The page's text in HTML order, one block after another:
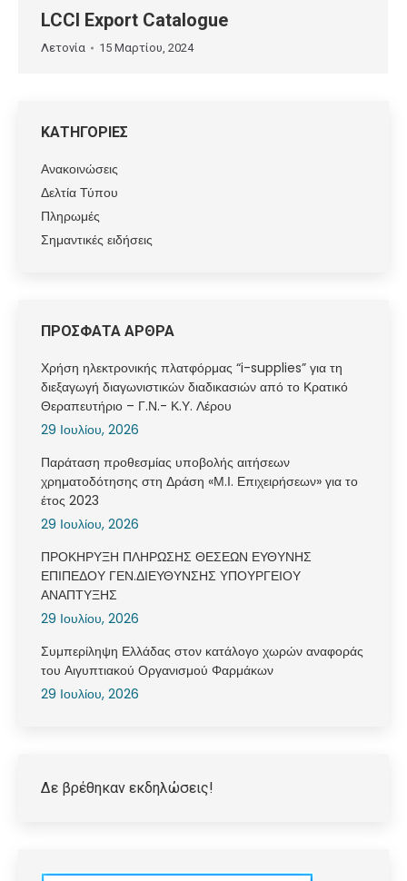
LCCI Export Catalogue
Λετονία 15 Μαρτίου, 2024
ΚΑΤΗΓΟΡΙΕΣ
Ανακοινώσεις
Δελτία Τύπου
Πληρωμές
Σημαντικές ειδήσεις
ΠΡΟΣΦΑΤΑ ΑΡΘΡΑ
Χρήση ηλεκτρονικής πλατφόρμας “i-supplies” για τη
διεξαγωγή διαγωνιστικών διαδικασιών από το Κρατικό
Θεραπευτήριο – Γ.Ν.- Κ.Υ. Λέρου
29 Ιουλίου, 2026
Παράταση προθεσμίας υποβολής αιτήσεων
χρηματοδότησης στη Δράση «Μ.Ι. Επιχειρήσεων» για το
έτος 2023
29 Ιουλίου, 2026
ΠΡΟΚΗΡΥΞΗ ΠΛΗΡΩΣΗΣ ΘΕΣΕΩΝ ΕΥΘΥΝΗΣ
ΕΠΙΠΕΔΟΥ ΓΕΝ.ΔΙΕΥΘΥΝΣΗΣ ΥΠΟΥΡΓΕΙΟΥ
ΑΝΑΠΤΥΞΗΣ
29 Ιουλίου, 2026
Συμπερίληψη Ελλάδας στον κατάλογο χωρών αναφοράς
του Αιγυπτιακού Οργανισμού Φαρμάκων
29 Ιουλίου, 2026
Δε βρέθηκαν εκδηλώσεις!